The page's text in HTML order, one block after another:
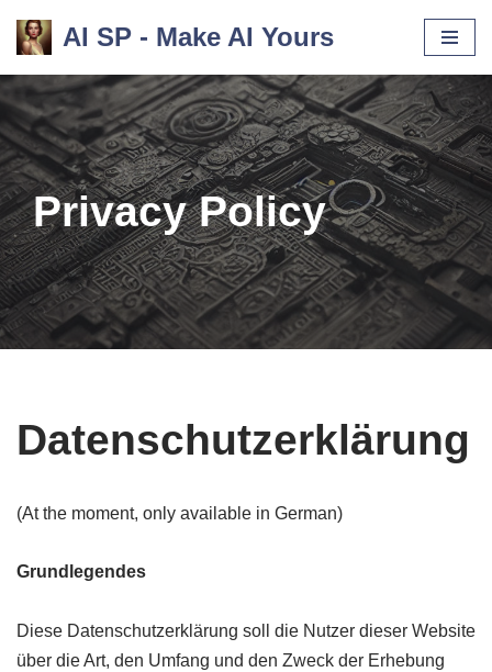
Skip
to
content
AI SP - Make AI Yours
Privacy Policy
Datenschutzerklärung
(At the moment, only available in German)
Grundlegendes
Diese Datenschutzerklärung soll die Nutzer dieser Website
über die Art, den Umfang und den Zweck der Erhebung